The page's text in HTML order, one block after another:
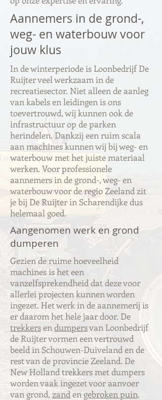
Gezien de ruime hoeveelheid
machines is het een
vanzelfsprekendheid dat deze voor
allerlei projecten kunnen worden
ingezet. Het werk in de aannemerij is
er daarom het hele jaar door. De
trekkersen dumpersvan Loonbedrijf
de Ruijter vormen een vertrouwd
beeld in Schouwen-Duiveland en de
rest van de provincie Zeeland. De
New Holland trekkers met dumpers
worden vaak ingezet voor aanvoer
van grond, zand en gebroken puin.
In de winterperiode is Loonbedrijf De
Ruijter veel werkzaam in de
recreatiesector. Niet alleen de aanleg
van kabels en leidingen is ons
toevertrouwd, wij kunnen ook de
infrastructuur op de parken
herindelen. Dankzij een ruim scala
aan machines kunnen wij bij weg- en
waterbouw met het juiste materiaal
werken. Voor professionele
aannemers in de grond-, weg- en
waterbouw voor de regio Zeeland zit
je bij De Ruijter in Scharendijke dus
helemaal goed.
Aangenomen werk en grond
dumperen
Aannemers in de grond-,
weg- en waterbouw voor
jouw klus